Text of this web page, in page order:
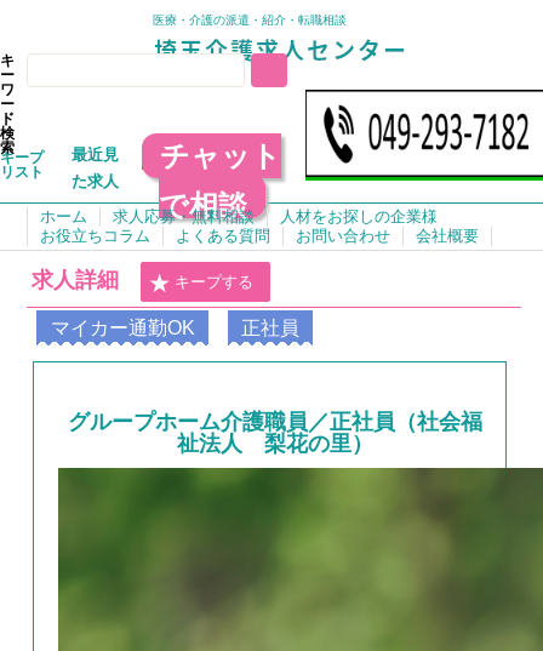
医療・介護の派遣・紹介・転職相談
キ
ー
ワ
ー
ド
検
索
キープ
リスト
最近見
た求人
チャット
で相談
ホーム 求人応募・無料相談
人材をお探しの企業様
お役立ちコラム
よくある質問 お問い合わせ 会社概要
求人詳細 キープする
マイカー通勤OK 正社員
グループホーム介護職員／正社員（社会福
祉法人 梨花の里）